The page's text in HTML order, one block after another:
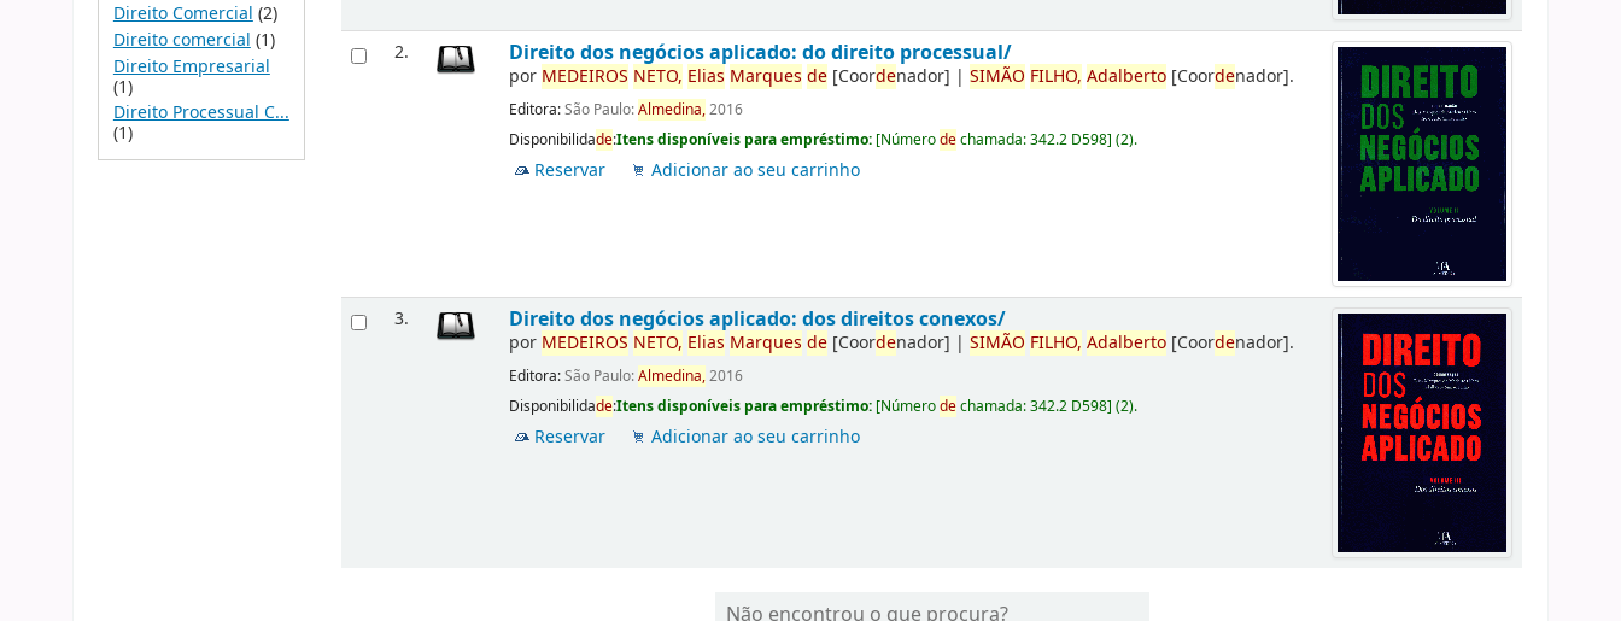
Direito Comercial (2)
Direito comercial (1)
Direito Empresarial
(1)
Direito Processual C...
(1)
2. Direito dos negócios aplicado: do direito processual/
por MEDEIROS NETO, Elias Marques de [Coordenador] |SIMÃO FILHO, Adalberto [Coordenador].
Editora:São Paulo:Almedina,2016
Disponibilidade:Itens disponíveis para empréstimo: [Númerodechamada:342.2 D598](2).
Reservar Adicionar ao seu carrinho
3. Direito dos negócios aplicado: dos direitos conexos/
por MEDEIROS NETO, Elias Marques de [Coordenador] |SIMÃO FILHO, Adalberto [Coordenador].
Editora:São Paulo:Almedina,2016
Disponibilidade:Itens disponíveis para empréstimo: [Númerodechamada:342.2 D598](2).
Reservar Adicionar ao seu carrinho